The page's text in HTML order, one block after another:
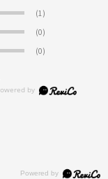
(1)
(0)
(0)